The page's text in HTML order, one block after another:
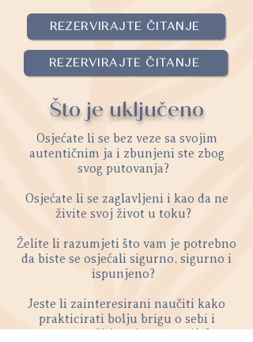
REZERVIRAJTE ČITANJE
REZERVIRAJTE ČITANJE
Što je uključeno
Osjećate li se bez veze sa svojim
autentičnim ja i zbunjeni ste zbog
svog putovanja?
Osjećate li se zaglavljeni i kao da ne
živite svoj život u toku?
Želite li razumjeti što vam je potrebno
da biste se osjećali sigurno, sigurno i
ispunjeno?
Jeste li zainteresirani naučiti kako
prakticirati bolju brigu o sebi i
uravnotežiti razinu energije?